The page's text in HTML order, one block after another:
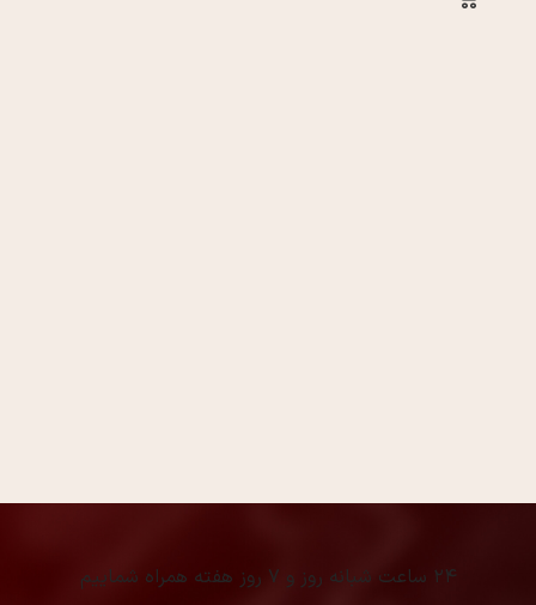
۲۴ ساعت شبانه روز و ۷ روز هفته همراه شماییم